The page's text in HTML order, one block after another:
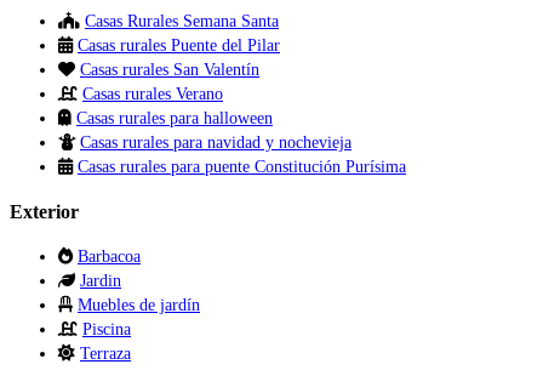
Casas Rurales Semana Santa
Casas rurales Puente del Pilar
Casas rurales San Valentín
Casas rurales Verano
Casas rurales para halloween
Casas rurales para navidad y nochevieja
Casas rurales para puente Constitución Purísima
Exterior
Barbacoa
Jardin
Muebles de jardín
Piscina
Terraza